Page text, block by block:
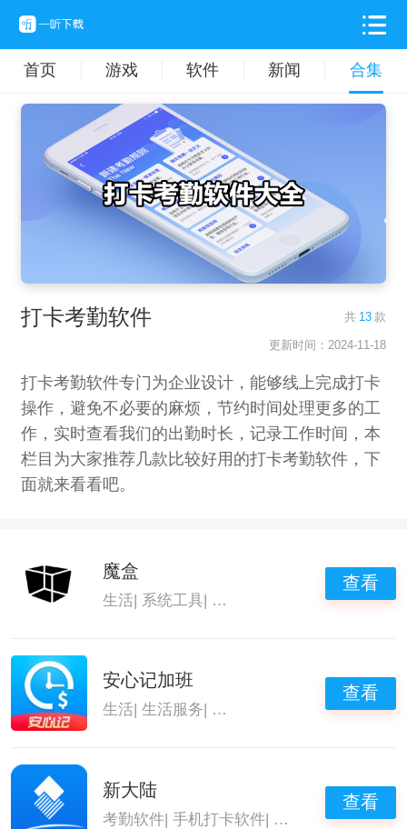
首页 游戏 软件 新闻 合集
打卡考勤软件 共 13 款
更新时间：2024-11-18
打卡考勤软件专门为企业设计，能够线上完成打卡
操作，避免不必要的麻烦，节约时间处理更多的工
作，实时查看我们的出勤时长，记录工作时间，本
栏目为大家推荐几款比较好用的打卡考勤软件，下
面就来看看吧。
魔盒
生活| 系统工具| 手机打卡软件 打卡考勤软件
查看
安心记加班
生活 |生活服务 手机打卡软件 打卡考勤软件
查看
新大陆
考勤软件|手机打卡软件| 实用办公助手软件
查看